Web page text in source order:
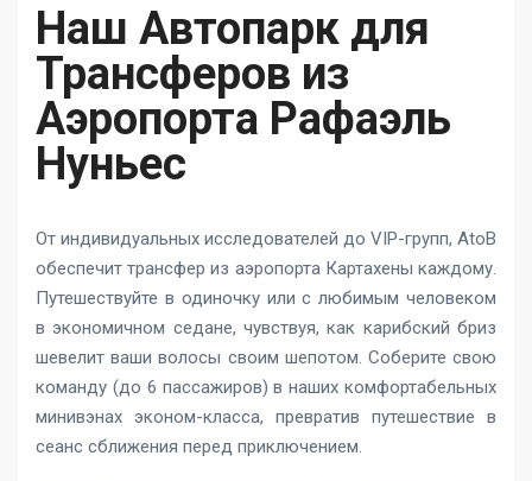
Наш Автопарк для
Трансферов из
Аэропорта Рафаэль
Нуньес
От индивидуальных исследователей до VIP-групп, AtoB
обеспечит трансфер из аэропорта Картахены каждому.
Путешествуйте в одиночку или с любимым человеком
в экономичном седане, чувствуя, как карибский бриз
шевелит ваши волосы своим шепотом. Соберите свою
команду (до 6 пассажиров) в наших комфортабельных
минивэнах эконом-класса, превратив путешествие в
сеанс сближения перед приключением.